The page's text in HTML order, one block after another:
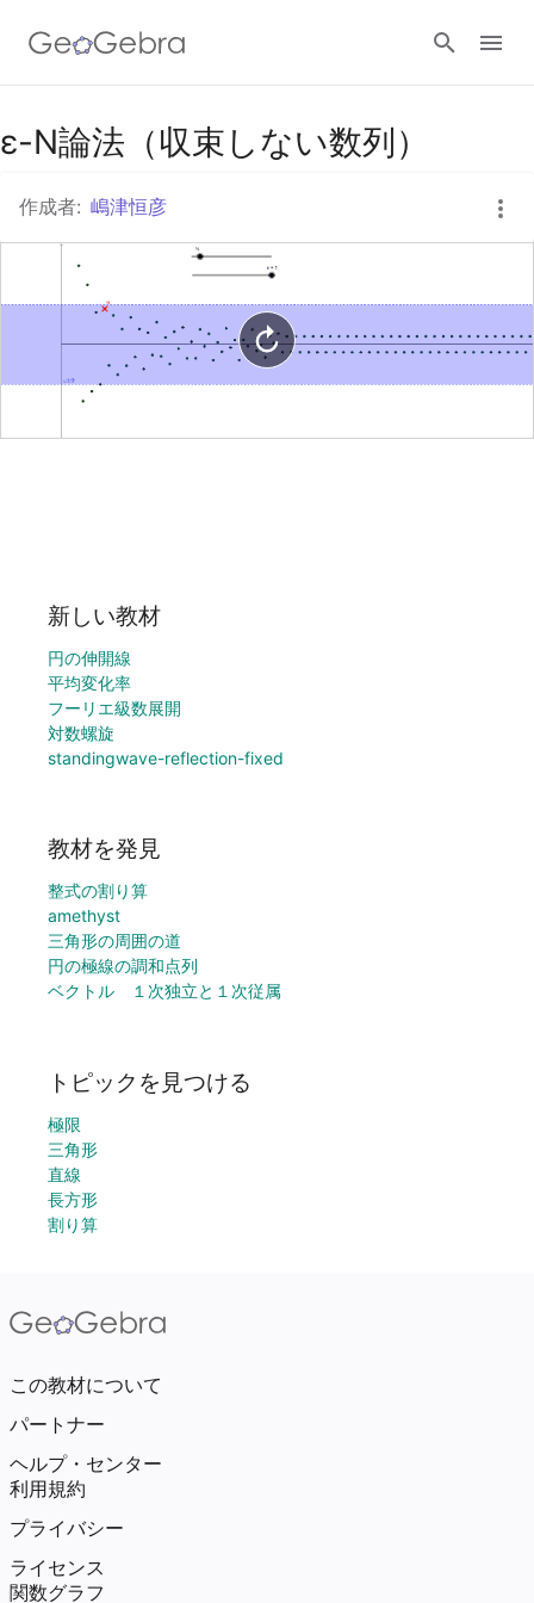
Googleクラスルーム
GeoGebra Classroom
ログイン
ε-N論法（収束しない数列）
作成者: 嶋津恒彦
新しい教材
円の伸開線
平均変化率
フーリエ級数展開
対数螺旋
standingwave-reflection-fixed
教材を発見
整式の割り算
amethyst
三角形の周囲の道
円の極線の調和点列
ベクトル １次独立と１次従属
トピックを見つける
極限
三角形
直線
長方形
割り算
この教材について
パートナー
ヘルプ・センター
利用規約
プライバシー
ライセンス
関数グラフ